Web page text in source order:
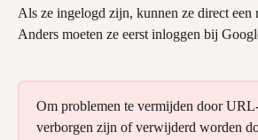
Als ze ingelogd zijn, kunnen ze direct een
Anders moeten ze eerst inloggen bij
Om problemen te vermijden door
verborgen zijn of verwijderd worden